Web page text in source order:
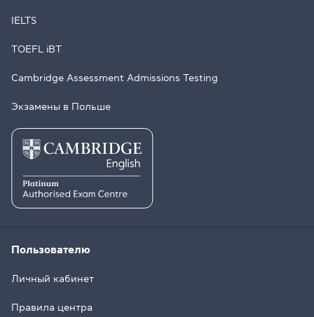
IELTS
TOEFL iBT
Cambridge Assessment Admissions Testing
Экзамены в Польше
Пользователю
Личный кабинет
Правила центра